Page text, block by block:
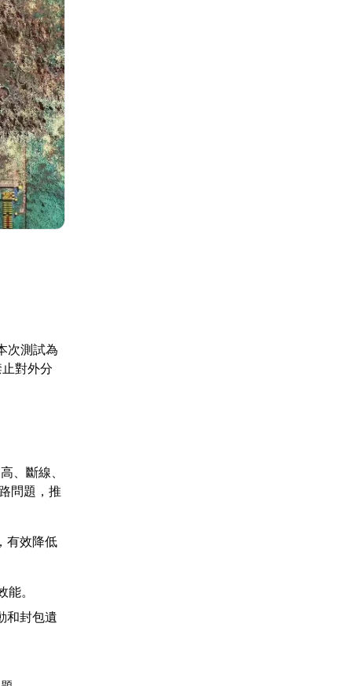
次測試為
對外分
、斷線、
問題，推
有效降低
。
和封包遺